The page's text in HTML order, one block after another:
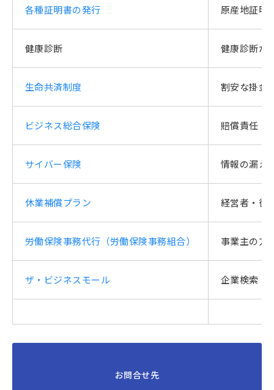
各種証明書の発行 原産地証明
健康診断 健康診断が
生命共済制度 割安な掛金
ビジネス総合保険 賠償責任（
サイバー保険 情報の漏え
休業補償プラン 経営者・従
労働保険事務代行（労働保険事務組合） 事業主の方
ザ・ビジネスモール 企業検索・
お問合せ先